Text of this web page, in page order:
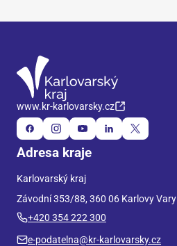
www.kr-karlovarsky.cz
Adresa kraje
Karlovarský kraj
Závodní 353/88, 360 06 Karlovy Vary
+420 354 222 300
e-podatelna@kr-karlovarsky.cz